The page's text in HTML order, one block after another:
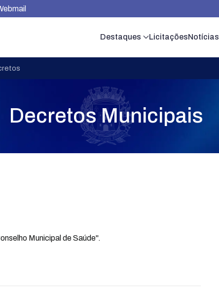
Destaques LicitaçõesNotícias
Decretos Municipais
Municipal de Saúde".